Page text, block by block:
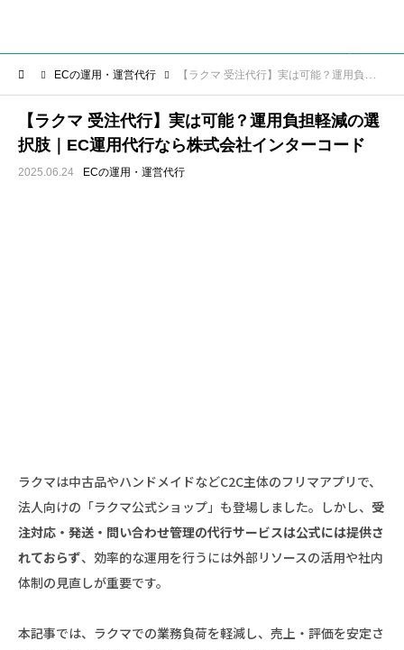
ECの運用・運営代行 【ラクマ 受注代行】実は可能？運用負担軽減の選択肢｜EC運用代行なら株式会社インターコード
【ラクマ 受注代行】実は可能？運用負担軽減の選
択肢｜EC運用代行なら株式会社インターコード
2025.06.24 ECの運用・運営代行
ラクマは中古品やハンドメイドなどC2C主体のフリマアプリで、
法人向けの「ラクマ公式ショップ」も登場しました。しかし、 受
注対応・発送・問い合わせ管理の代行サービスは公式には提供さ
れておらず、効率的な運用を行うには外部リソースの活用や社内
体制の見直しが重要です。
本記事では、ラクマでの業務負荷を軽減し、売上・評価を安定さ